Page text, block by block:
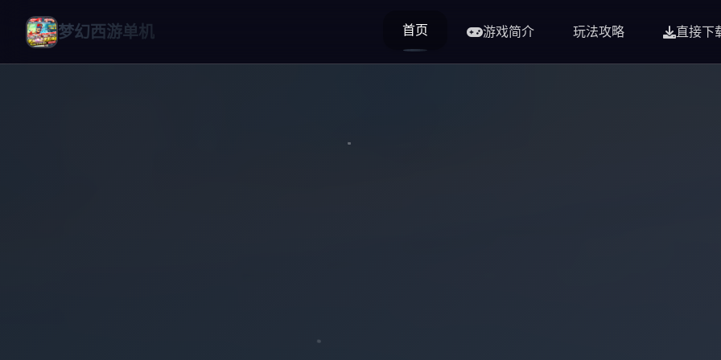
梦幻西游单机 首页 游戏简介 玩法攻略 直接下